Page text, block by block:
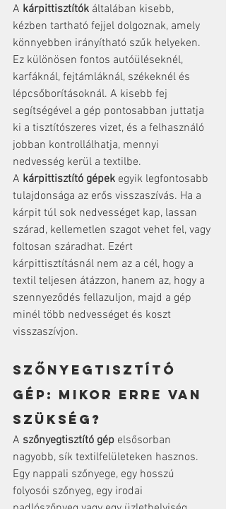
A kárpittisztítók általában kisebb,
kézben tartható fejjel dolgoznak, amely
könnyebben irányítható szűk helyeken.
Ez különösen fontos autóüléseknél,
karfáknál, fejtámláknál, székeknél és
lépcsőborításoknál. A kisebb fej
segítségével a gép pontosabban juttatja
ki a tisztítószeres vizet, és a felhasználó
jobban kontrollálhatja, mennyi
nedvesség kerül a textilbe.
A kárpittisztító gépek egyik legfontosabb
tulajdonsága az erős visszaszívás. Ha a
kárpit túl sok nedvességet kap, lassan
szárad, kellemetlen szagot vehet fel, vagy
foltosan száradhat. Ezért
kárpittisztításnál nem az a cél, hogy a
textil teljesen átázzon, hanem az, hogy a
szennyeződés fellazuljon, majd a gép
minél több nedvességet és koszt
visszaszívjon.
Szőnyegtisztító
gép: mikor erre van
szükség?
A szőnyegtisztító gép elsősorban
nagyobb, sík textilfelületeken hasznos.
Egy nappali szőnyege, egy hosszú
folyosói szőnyeg, egy irodai